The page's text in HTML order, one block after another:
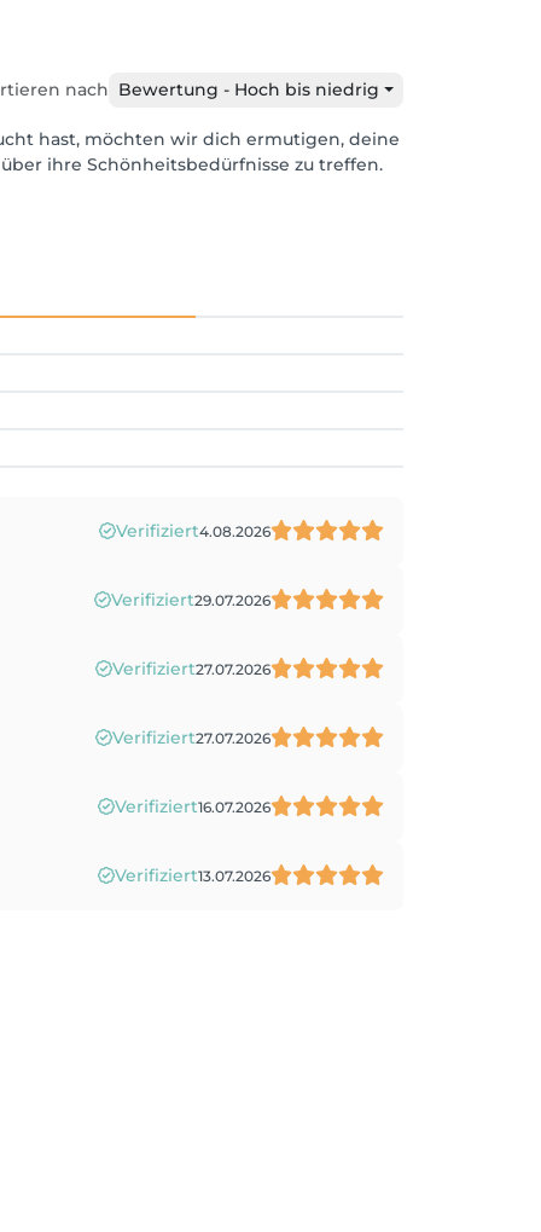
nach Bewertung - Hoch bis niedrig
hast, möchten wir dich ermutigen, deine
ihre Schönheitsbedürfnisse zu treffen.
Verifiziert4.08.2026
Verifiziert29.07.2026
Verifiziert27.07.2026
Verifiziert27.07.2026
Verifiziert16.07.2026
Verifiziert13.07.2026